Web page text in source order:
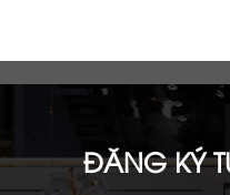
ĐĂNG KÝ